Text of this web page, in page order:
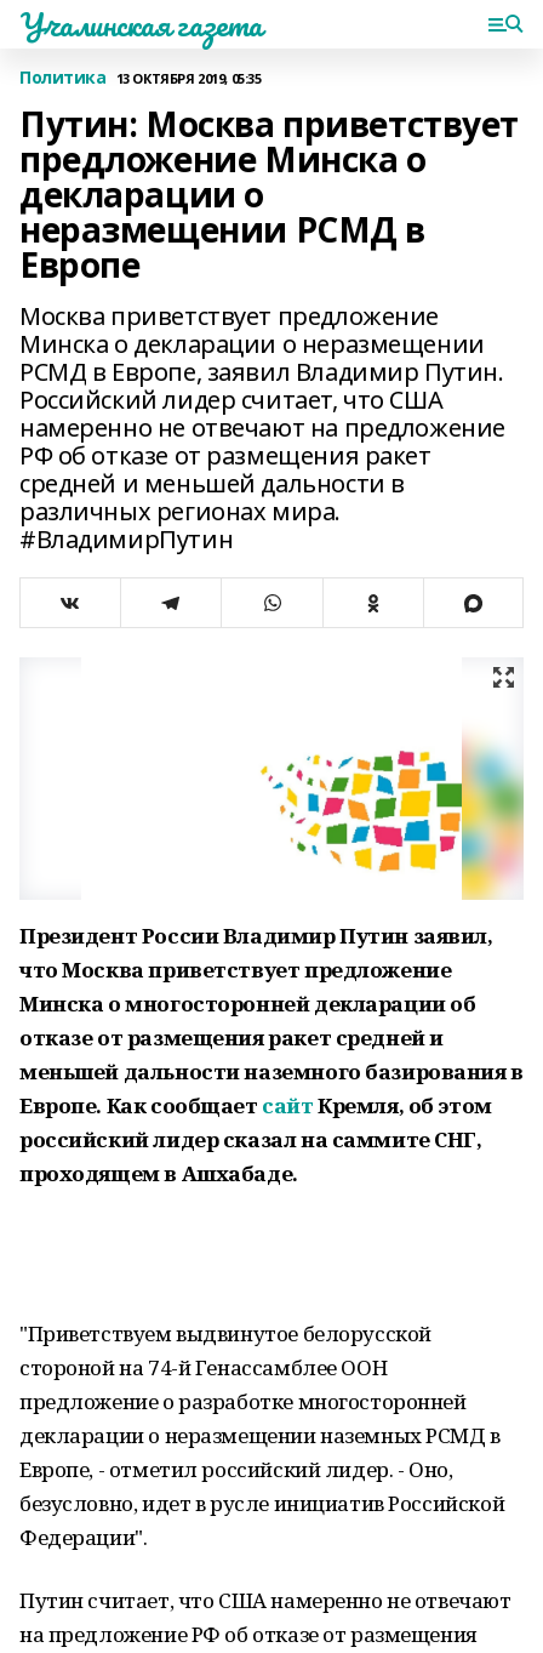
Учалинская газета
Политика 13 ОКТЯБРЯ 2019, 05:35
Путин: Москва приветствует
предложение Минска о
декларации о
неразмещении РСМД в
Европе
Москва приветствует предложение
Минска о декларации о неразмещении
РСМД в Европе, заявил Владимир Путин.
Российский лидер считает, что США
намеренно не отвечают на предложение
РФ об отказе от размещения ракет
средней и меньшей дальности в
различных регионах мира.
#ВладимирПутин
Президент России Владимир Путин заявил,
что Москва приветствует предложение
Минска о многосторонней декларации об
отказе от размещения ракет средней и
меньшей дальности наземного базирования в
Европе. Как сообщает сайтКремля, об этом
российский лидер сказал на саммите СНГ,
проходящем в Ашхабаде.
"Приветствуем выдвинутое белорусской
стороной на 74-й Генассамблее ООН
предложение о разработке многосторонней
декларации о неразмещении наземных РСМД в
Европе, - отметил российский лидер. - Оно,
безусловно, идет в русле инициатив Российской
Федерации".
Путин считает, что США намеренно не отвечают
на предложение РФ об отказе от размещения